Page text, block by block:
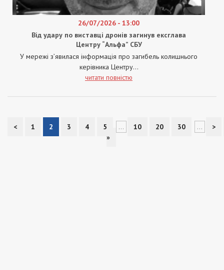
26/07/2026 - 13:00
Від удару по виставці дронів загинув ексглава
Центру “Альфа” СБУ
У мережі з’явилася інформація про загибель колишнього
керівника Центру...
читати повністю
< 1 2 3 4 5 ... 10 20 30 ...
>
»